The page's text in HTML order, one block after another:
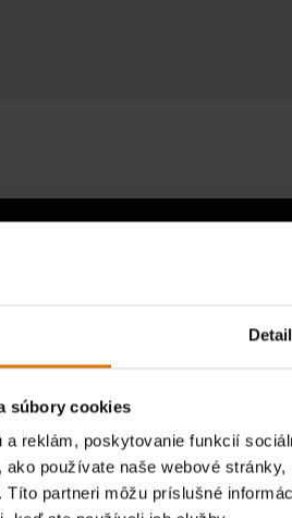
súbory cookies
a reklám, poskytovanie funkcií
používate naše webové
Títo partneri môžu príslušné
si názory